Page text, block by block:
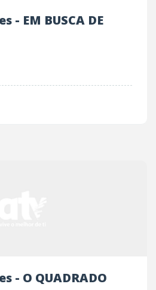
- O QUADRADO